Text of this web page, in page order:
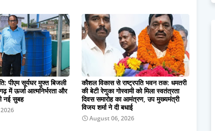
पीएम सूर्यघर मुफ्त बिजली
में ऊर्जा आत्मनिर्भरता और
नई सुबह
कौशल विकास से राष्ट्रपति भवन तक: धमतरी
की बेटी रेणुका गोस्वामी को मिला स्वतंत्रता
दिवस समारोह का आमंत्रण, उप मुख्यमंत्री
विजय शर्मा ने दी बधाई
August 06, 2026